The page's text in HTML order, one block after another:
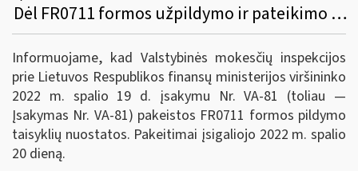
Dėl FR0711 formos užpildymo ir pateikimo taisyklių pakeitimo
Informuojame, kad Valstybinės mokesčių inspekcijos
prie Lietuvos Respublikos finansų ministerijos viršininko
2022 m. spalio 19 d. įsakymu Nr. VA-81 (toliau —
Įsakymas Nr. VA-81) pakeistos FR0711 formos pildymo
taisyklių nuostatos. Pakeitimai įsigaliojo 2022 m. spalio
20 dieną.